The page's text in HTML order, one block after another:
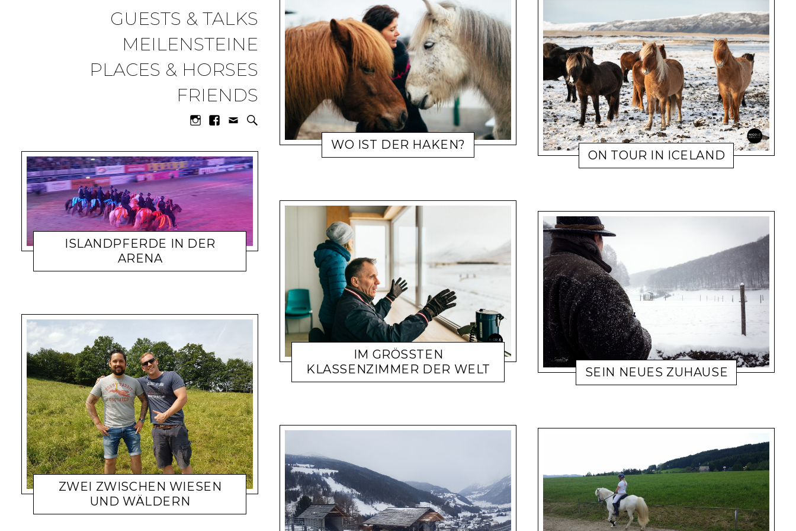
GUESTS & TALKS
MEILENSTEINE
PLACES & HORSES
FRIENDS
ISLANDPFERDE IN DER
ARENA
8. OKTOBER 2017
ZWEI ZWISCHEN WIESEN
UND WÄLDERN
4. JUNI 2017
WO IST DER HAKEN?
20. FEBRUAR 2021
IM GRÖSSTEN K
LASSENZIMMER DER WELT
9. NOVEMBER 2019
ON TOUR IN ICELAND
5. NOVEMBER 2019
SEIN NEUES ZUHAUSE
16. DEZEMBER 2018